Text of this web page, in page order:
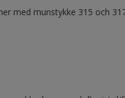
med munstykke 315 och